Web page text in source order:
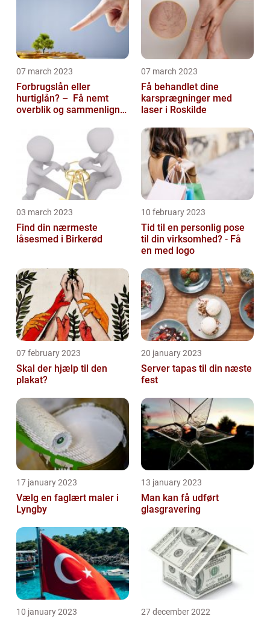
07 march 2023
Forbrugslån eller
hurtiglån? – Få nemt
overblik og sammenlign
07 march 2023
Få behandlet dine
karsprægninger med
laser i Roskilde
03 march 2023
Find din nærmeste
låsesmed i Birkerød
10 february 2023
Tid til en personlig pose
til din virksomhed? - Få
en med logo
07 february 2023
Skal der hjælp til den
plakat?
20 january 2023
Server tapas til din næste
fest
17 january 2023
Vælg en faglært maler i
Lyngby
13 january 2023
Man kan få udført
glasgravering
10 january 2023 27 december 2022